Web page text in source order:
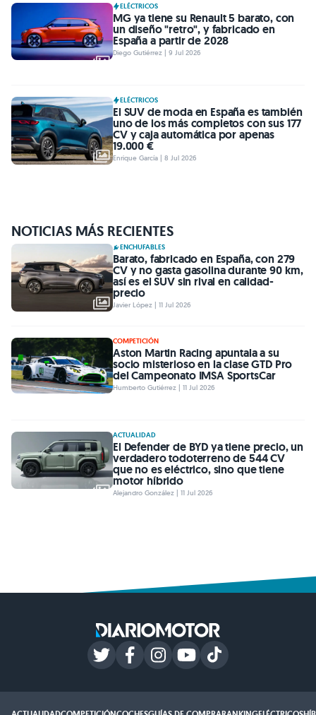
ELÉCTRICOS
MG ya tiene su Renault 5 barato, con
un diseño "retro", y fabricado en
España a partir de 2028
Diego Gutiérrez | 9 Jul 2026
ELÉCTRICOS
El SUV de moda en España es también
uno de los más completos con sus 177
CV y caja automática por apenas
19.000 €
Enrique García | 8 Jul 2026
NOTICIAS MÁS RECIENTES
ENCHUFABLES
Barato, fabricado en España, con 279
CV y no gasta gasolina durante 90 km,
así es el SUV sin rival en calidad-
precio
Javier López | 11 Jul 2026
COMPETICIÓN
Aston Martin Racing apuntala a su
socio misterioso en la clase GTD Pro
del Campeonato IMSA SportsCar
Humberto Gutiérrez | 11 Jul 2026
ACTUALIDAD
El Defender de BYD ya tiene precio, un
verdadero todoterreno de 544 CV
que no es eléctrico, sino que tiene
motor híbrido
Alejandro González | 11 Jul 2026